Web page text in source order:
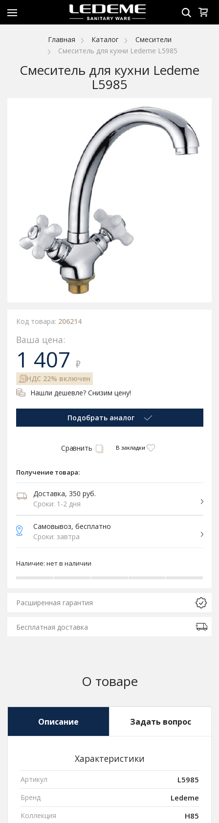
Главная Каталог
Смесители
Смеситель для кухни Ledeme L5985
Смеситель для кухни Ledeme
L5985
Код товара: 206214
Ваша цена:
1 407 ₽
НДС 22% включен
Нашли дешевле? Снизим цену!
Подобрать аналог
Сравнить В закладки
Получение товара:
Доставка, 350 руб.
Сроки: 1-2 дня
Самовывоз, бесплатно
Сроки: завтра
Наличие: нет в наличии
Расширенная гарантия
Бесплатная доставка
О товаре
Описание Задать вопрос
Характеристики
Артикул L5985
Бренд Ledeme
Коллекция H85